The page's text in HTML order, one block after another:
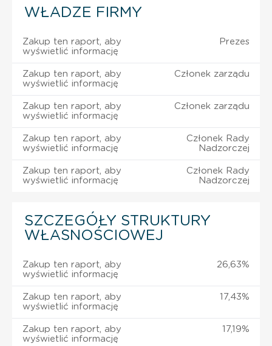
WŁADZE FIRMY
Zakup ten raport, aby
wyświetlić informację
Prezes
Zakup ten raport, aby
wyświetlić informację
Członek zarządu
Zakup ten raport, aby
wyświetlić informację
Członek zarządu
Zakup ten raport, aby
wyświetlić informację
Członek Rady
Nadzorczej
Zakup ten raport, aby
wyświetlić informację
Członek Rady
Nadzorczej
SZCZEGÓŁY STRUKTURY
WŁASNOŚCIOWEJ
Zakup ten raport, aby
wyświetlić informację
26,63%
Zakup ten raport, aby
wyświetlić informację
17,43%
Zakup ten raport, aby
wyświetlić informację
17,19%